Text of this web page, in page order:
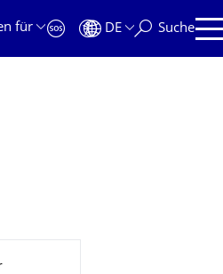
für
DE Suche